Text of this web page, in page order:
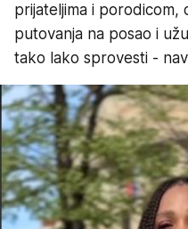
prijateljima i
putovanja na posao i
tako lako sprovesti -